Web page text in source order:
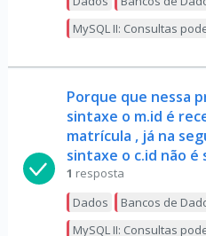
MySQL II: Consultas
Porque que nessa
sintaxe o m.id é
matrícula , já na
sintaxe o c.id não é
1 resposta
Dados
Bancos de
MySQL II: Consultas